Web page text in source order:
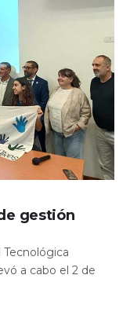
gestión
Tecnológica
a cabo el 2 de